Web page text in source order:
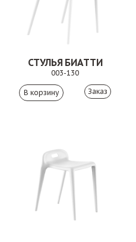
СТУЛЬЯ БИАТТИ
003-130
Заказ